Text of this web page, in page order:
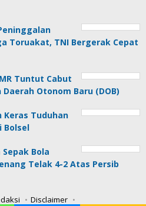
Toruakat, TNI Bergerak Cepat
Tuntut Cabut
Otonom Baru (DOB)
Keras Tuduhan
Bolsel
Bola
Telak 4-2 Atas Persib
Disclaimer